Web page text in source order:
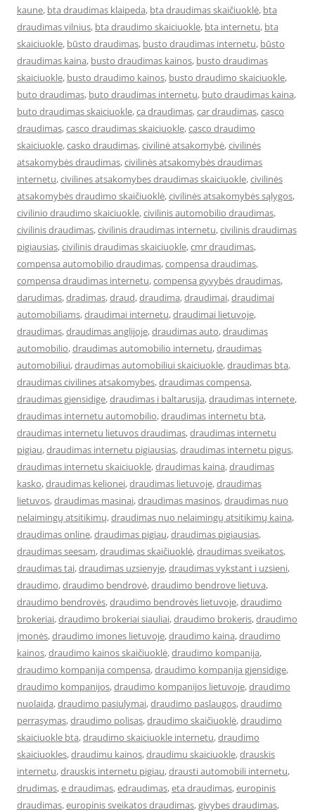
kaune, bta draudimas klaipeda, bta draudimas skaičiuoklė, bta
draudimas vilnius, bta draudimo skaiciuokle, bta internetu, bta
skaiciuokle, būsto draudimas, busto draudimas internetu, būsto
draudimas kaina, busto draudimas kainos, busto draudimas
skaiciuokle, busto draudimo kainos, busto draudimo skaiciuokle,
buto draudimas, buto draudimas internetu, buto draudimas kaina,
buto draudimas skaiciuokle,ca draudimas,car draudimas,casco
draudimas,casco draudimas skaiciuokle,casco draudimo
skaiciuokle,casko draudimas,civilinė atsakomybė,civilinės
atsakomybės draudimas,civilinės atsakomybės draudimas
internetu,civilines atsakomybes draudimas skaiciuokle,civilinės
atsakomybės draudimo skaičiuoklė,civilinės atsakomybės sąlygos,
civilinio draudimo skaiciuokle,civilinis automobilio draudimas,
civilinis draudimas,civilinis draudimas internetu,civilinis draudimas
pigiausias,civilinis draudimas skaiciuokle,cmr draudimas,
compensa automobilio draudimas,compensa draudimas,
compensa draudimas internetu,compensa gyvybės draudimas,
darudimas,dradimas,draud,draudima,draudimai,draudimai
automobiliams,draudimai internetu,draudimai lietuvoje,
draudimas,draudimas anglijoje,draudimas auto,draudimas
automobilio,draudimas automobilio internetu,draudimas
automobiliui,draudimas automobiliui skaiciuokle,draudimas bta,
draudimas civilines atsakomybes,draudimas compensa,
draudimas gjensidige,draudimas i baltarusija,draudimas internete,
draudimas internetu automobilio,draudimas internetu bta,
draudimas internetu lietuvos draudimas,draudimas internetu
pigiau,draudimas internetu pigiausias,draudimas internetu pigus,
draudimas internetu skaiciuokle,draudimas kaina,draudimas
kasko,draudimas kelionei,draudimas lietuvoje,draudimas
lietuvos,draudimas masinai,draudimas masinos,draudimas nuo
nelaimingų atsitikimų,draudimas nuo nelaimingų atsitikimų kaina,
draudimas online,draudimas pigiau,draudimas pigiausias,
draudimas seesam,draudimas skaičiuoklė,draudimas sveikatos,
draudimas tai,draudimas uzsienyje,draudimas vykstant i uzsieni,
draudimo,draudimo bendrovė,draudimo bendrove lietuva,
draudimo bendrovės,draudimo bendrovės lietuvoje,draudimo
brokeriai,draudimo brokeriai siauliai,draudimo brokeris,draudimo
įmonės,draudimo imones lietuvoje,draudimo kaina,draudimo
kainos,draudimo kainos skaičiuoklė,draudimo kompanija,
draudimo kompanija compensa,draudimo kompanija gjensidige,
draudimo kompanijos,draudimo kompanijos lietuvoje,draudimo
nuolaida,draudimo pasiulymai,draudimo paslaugos,draudimo
perrasymas,draudimo polisas,draudimo skaičiuoklė,draudimo
skaiciuokle bta,draudimo skaiciuokle internetu,draudimo
skaiciuokles,draudimu kainos,draudimu skaiciuokle,drauskis
internetu,drauskis internetu pigiau,drausti automobili internetu,
drudimas,e draudimas,edraudimas,eta draudimas,europinis
draudimas,europinis sveikatos draudimas,givybes draudimas,